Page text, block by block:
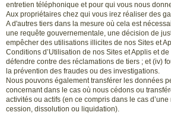
entretien téléphonique et pour qui vous nous
Aux propriétaires chez qui vous irez réaliser des
A d'autres tiers dans la mesure où cela est
une requête gouvernementale, une décision de
empêcher des utilisations illicites de nos Sites et
Conditions d’Utilisation de nos Sites et Applis et
défendre contre des réclamations de tiers ; et (iv)
la prévention des fraudes ou des investigations.
Nous pouvons également transférer les données
concernant dans le cas où nous cédons ou
activités ou actifs (en ce compris dans le cas d’une
cession, dissolution ou liquidation).